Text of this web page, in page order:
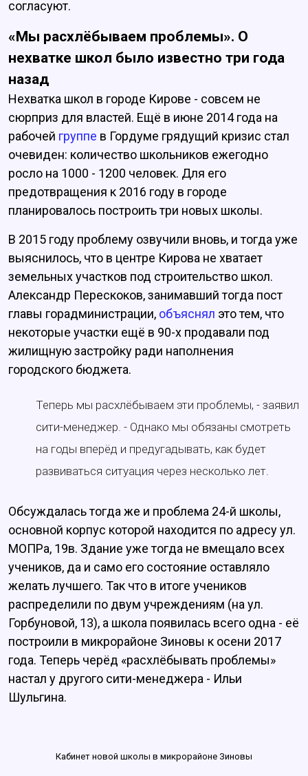
согласуют.
«Мы расхлёбываем проблемы». О
нехватке школ было известно три года
назад
Нехватка школ в городе Кирове - совсем не
сюрприз для властей. Ещё в июне 2014 года на
рабочей группе в Гордуме грядущий кризис стал
очевиден: количество школьников ежегодно
росло на 1000 - 1200 человек. Для его
предотвращения к 2016 году в городе
планировалось построить три новых школы.
В 2015 году проблему озвучили вновь, и тогда уже
выяснилось, что в центре Кирова не хватает
земельных участков под строительство школ.
Александр Перескоков, занимавший тогда пост
главы горадминистрации, объяснял это тем, что
некоторые участки ещё в 90-х продавали под
жилищную застройку ради наполнения
городского бюджета.
Теперь мы расхлёбываем эти проблемы, - заявил
сити-менеджер. - Однако мы обязаны смотреть
на годы вперёд и предугадывать, как будет
развиваться ситуация через несколько лет.
Обсуждалась тогда же и проблема 24-й школы,
основной корпус которой находится по адресу ул.
МОПРа, 19в. Здание уже тогда не вмещало всех
учеников, да и само его состояние оставляло
желать лучшего. Так что в итоге учеников
распределили по двум учреждениям (на ул.
Горбуновой, 13), а школа появилась всего одна - её
построили в микрорайоне Зиновы к осени 2017
года. Теперь черёд «расхлёбывать проблемы»
настал у другого сити-менеджера - Ильи
Шульгина.
Кабинет новой школы в микрорайоне Зиновы